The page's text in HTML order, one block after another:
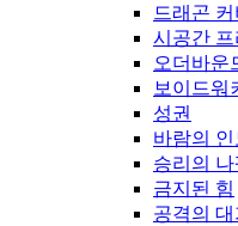
드래곤 커
시공간 프
오더바운
보이드워
성권
바람의 인
승리의
금지된 힘
공격의